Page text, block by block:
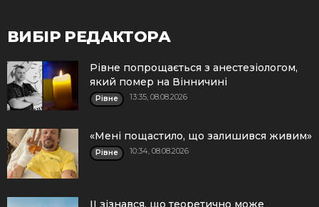
ВИБІР РЕДАКТОРА
Рівне попрощається з анестезіологом,
який помер на Вінничині
Рівне 13:35, 08.08.2026
«Мені пощастило, що залишився живим»
Рівне 10:34, 08.08.2026
ІІ зізнався, що теоретично може